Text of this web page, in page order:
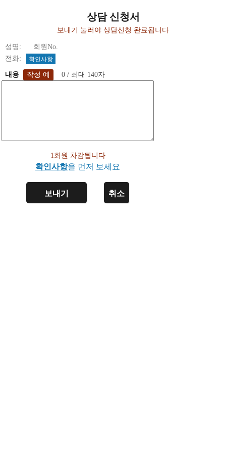
상담 신청서
보내기 눌러야 상담신청 완료됩니다
성명: 회원No.
전화:
확인사항
내용 0 / 최대 140자
1회원 차감됩니다
확인사항을 먼저 보세요